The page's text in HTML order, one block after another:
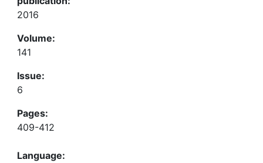
2016
Volume:
141
Issue:
6
Pages:
409-412
Language: